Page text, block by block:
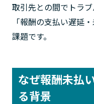
取引先との間でトラ
「報酬の支払い遅延
課題です。
なぜ報酬未払
る背景